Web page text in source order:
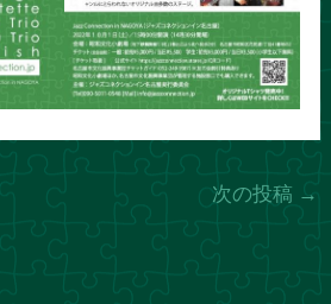
次の投稿 →